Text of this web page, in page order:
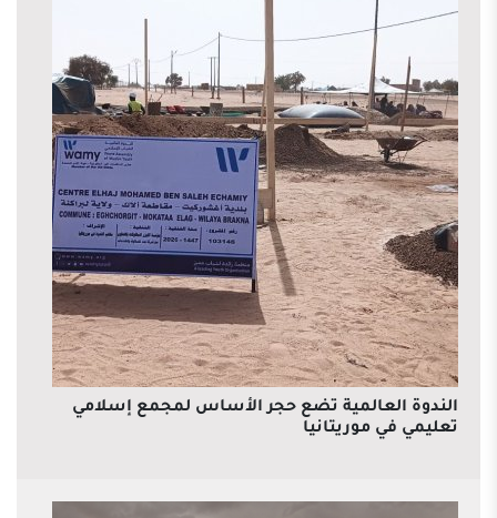
الندوة العالمية تضع حجر الأساس لمجمع إسلامي
تعليمي في موريتانيا